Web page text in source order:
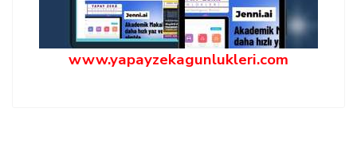
www.yapayzekagunlukleri.com